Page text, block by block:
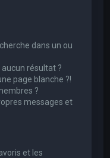
dans un ou
résultat ?
page blanche ?!
?
messages et
et les